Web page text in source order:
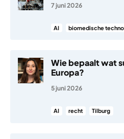
7 juni 2026
AI biomedische
Wie bepaalt wat
Europa?
5 juni 2026
AI recht Tilburg